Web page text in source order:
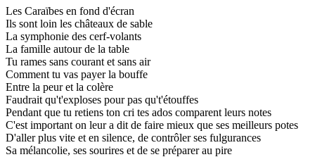
Les Caraïbes en fond d'écran
Ils sont loin les châteaux de sable
La symphonie des cerf-volants
La famille autour de la table
Tu rames sans courant et sans air
Comment tu vas payer la bouffe
Entre la peur et la colère
Faudrait qu't'exploses pour pas qu't'étouffes
Pendant que tu retiens ton cri tes ados comparent leurs notes
C'est important on leur a dit de faire mieux que ses meilleurs potes
D'aller plus vite et en silence, de contrôler ses fulgurances
Sa mélancolie, ses sourires et de se préparer au pire